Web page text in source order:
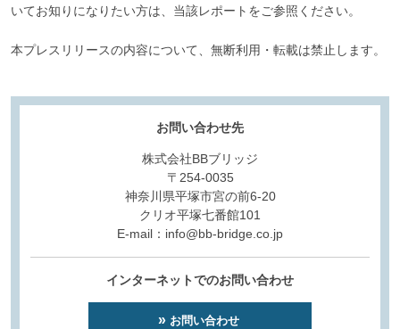
いてお知りになりたい方は、当該レポートをご参照ください。
本プレスリリースの内容について、無断利用・転載は禁止します。
お問い合わせ先
株式会社BBブリッジ
〒254-0035
神奈川県平塚市宮の前6-20
クリオ平塚七番館101
E-mail：info@bb-bridge.co.jp
インターネットでのお問い合わせ
お問い合わせ